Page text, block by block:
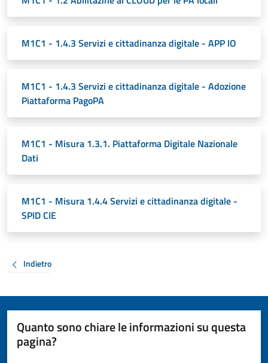
M1C1 - 1.4.3 Servizi e cittadinanza digitale - APP IO
M1C1 - 1.4.3 Servizi e cittadinanza digitale - Adozione
Piattaforma PagoPA
M1C1 - Misura 1.3.1. Piattaforma Digitale Nazionale
Dati
M1C1 - Misura 1.4.4 Servizi e cittadinanza digitale -
SPID CIE
Indietro
Quanto sono chiare le informazioni su questa
pagina?